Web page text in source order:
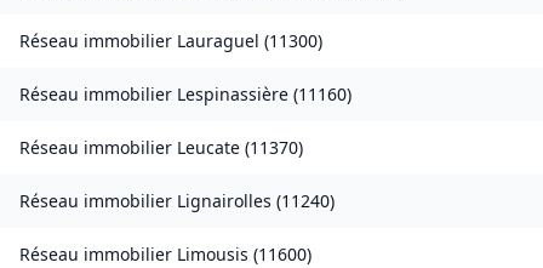
Réseau immobilier Lauraguel (11300)
Réseau immobilier Lespinassière (11160)
Réseau immobilier Leucate (11370)
Réseau immobilier Lignairolles (11240)
Réseau immobilier Limousis (11600)